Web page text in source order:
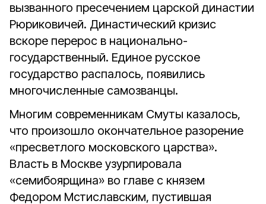
вызванного пресечением царской династии
Рюриковичей. Династический кризис
вскоре перерос в национально-
государственный. Единое русское
государство распалось, появились
многочисленные самозванцы.
Многим современникам Смуты казалось,
что произошло окончательное разорение
«пресветлого московского царства».
Власть в Москве узурпировала
«семибоярщина» во главе с князем
Федором Мстиславским, пустившая